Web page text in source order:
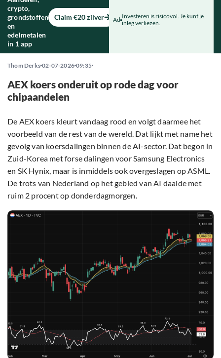
crypto,
grondstoffen
en
edelmetalen
in 1 app
Claim €20 zilver Ad Investeren is risicovol. Je kunt je
inleg verliezen.
Thom Derks 02-07-2026 09:35
AEX koers onderuit op rode dag voor
chipaandelen
De AEX koers kleurt vandaag rood en volgt daarmee het
voorbeeld van de rest van de wereld. Dat lijkt met name het
gevolg van koersdalingen binnen de AI-sector. Dat begon in
Zuid-Korea met forse dalingen voor Samsung Electronics
en SK Hynix, maar is inmiddels ook overgeslagen op ASML.
De trots van Nederland op het gebied van AI daalde met
ruim 2 procent op donderdagmorgen.